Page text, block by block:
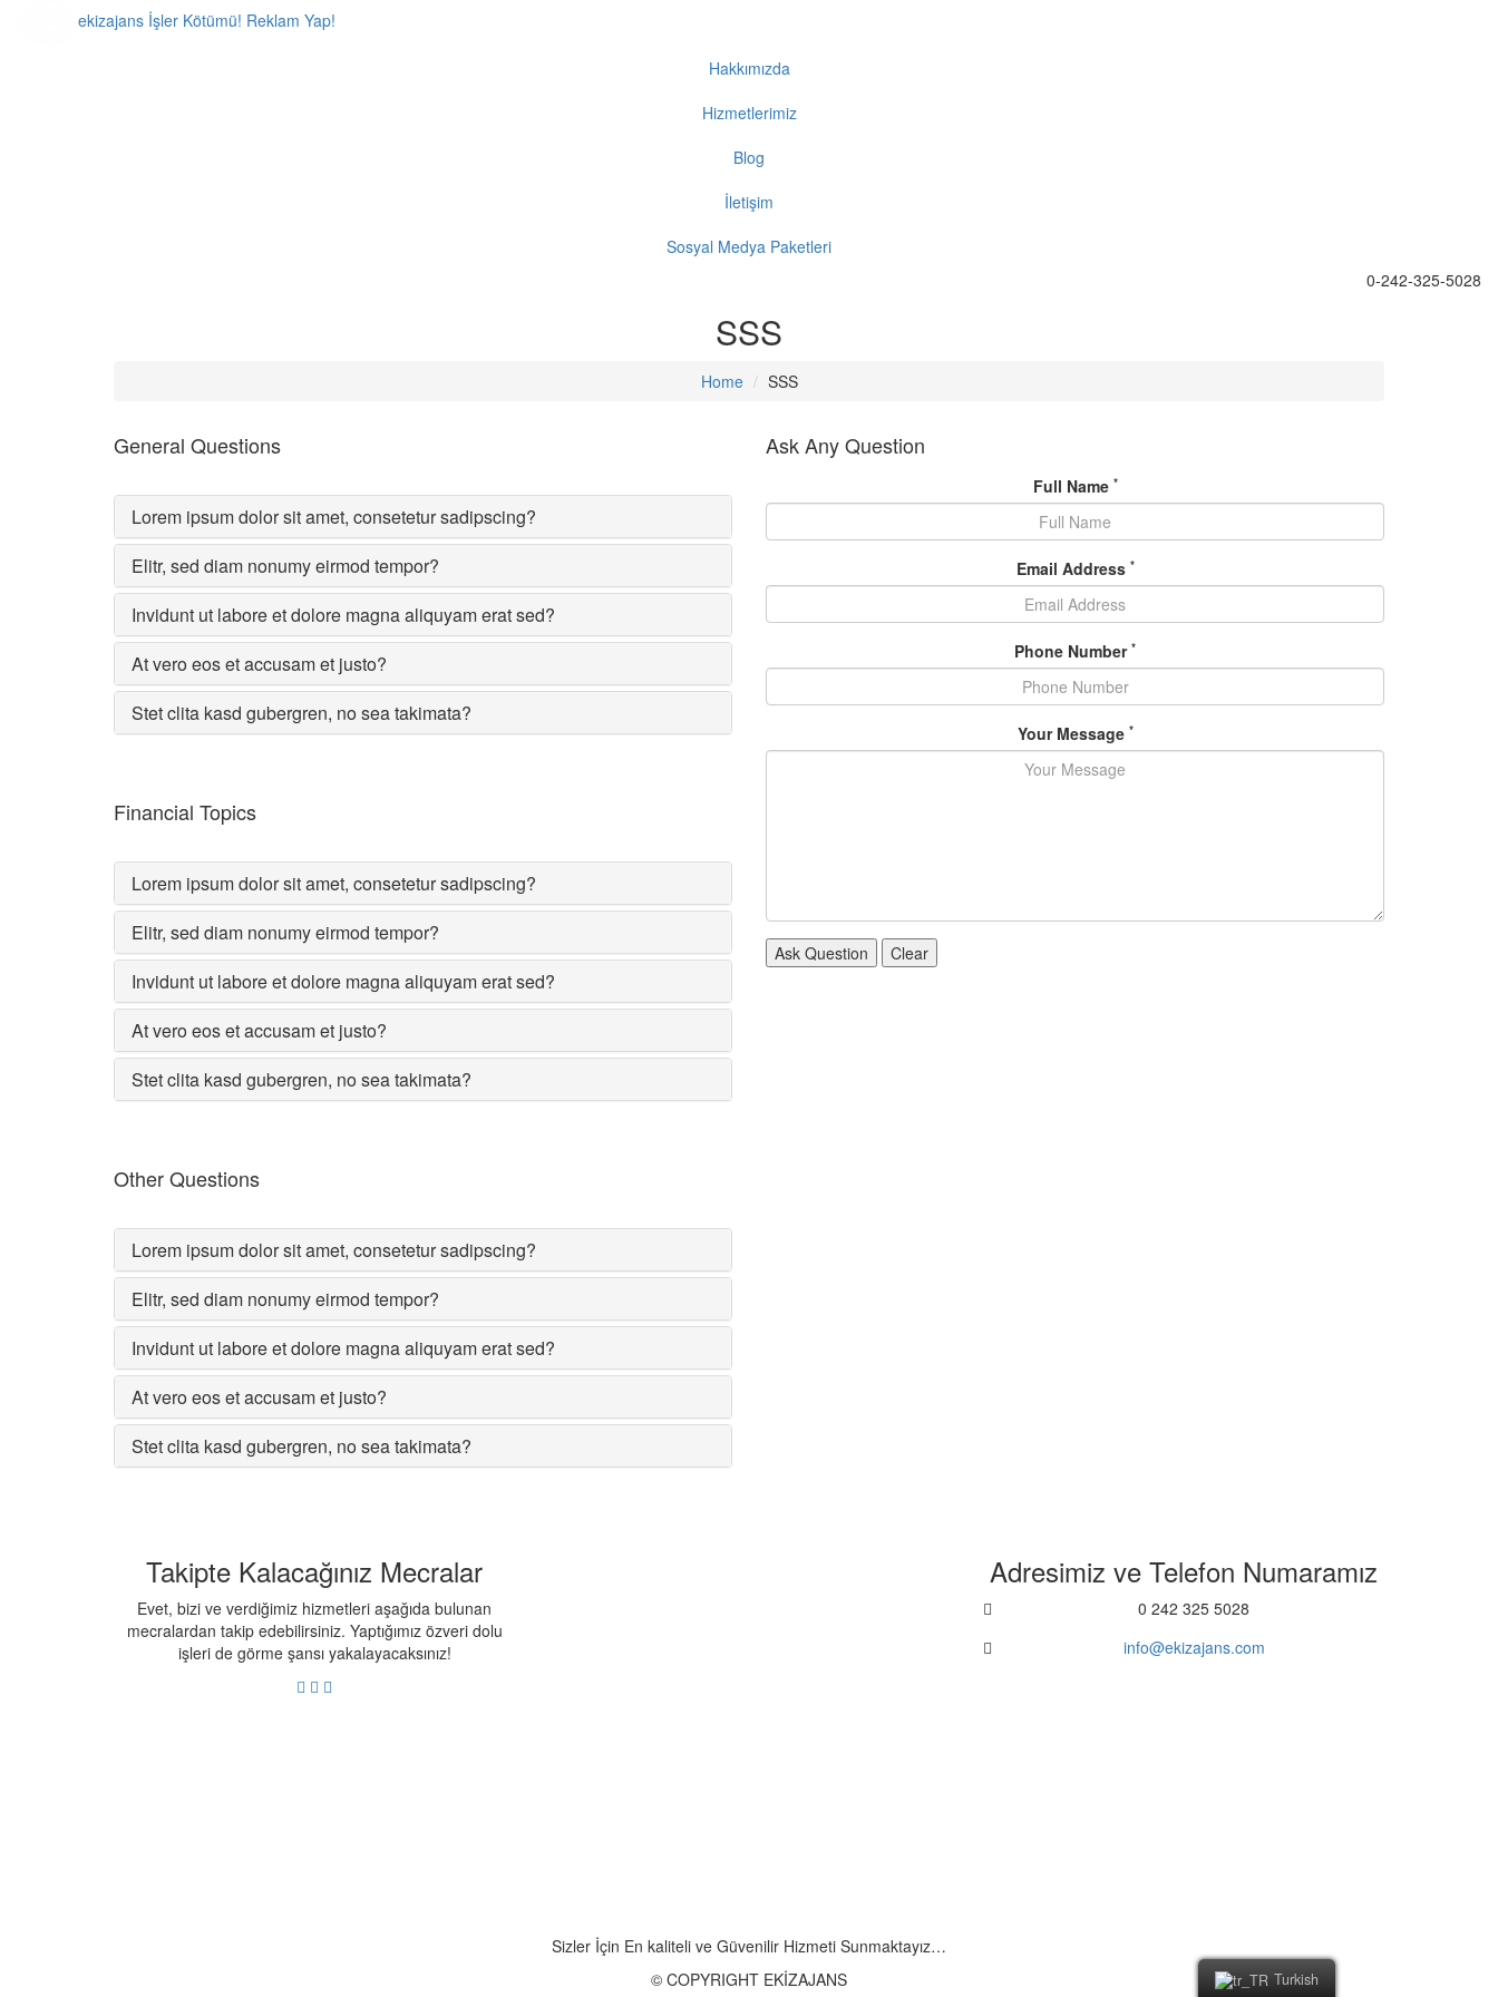
ekizajans İşler Kötümü! Reklam Yap!
Hakkımızda
Hizmetlerimiz
Blog
İletişim
Sosyal Medya Paketleri
0-242-325-5028
SSS
Home SSS
General Questions
Lorem ipsum dolor sit amet, consetetur sadipscing?
Elitr, sed diam nonumy eirmod tempor?
Invidunt ut labore et dolore magna aliquyam erat sed?
At vero eos et accusam et justo?
Stet clita kasd gubergren, no sea takimata?
Financial Topics
Lorem ipsum dolor sit amet, consetetur sadipscing?
Elitr, sed diam nonumy eirmod tempor?
Invidunt ut labore et dolore magna aliquyam erat sed?
At vero eos et accusam et justo?
Stet clita kasd gubergren, no sea takimata?
Other Questions
Lorem ipsum dolor sit amet, consetetur sadipscing?
Elitr, sed diam nonumy eirmod tempor?
Invidunt ut labore et dolore magna aliquyam erat sed?
At vero eos et accusam et justo?
Stet clita kasd gubergren, no sea takimata?
Ask Any Question
Full Name *
Email Address *
Phone Number *
Your Message *
Takipte Kalacağınız Mecralar
Evet, bizi ve verdiğimiz hizmetleri aşağıda bulunan
mecralardan takip edebilirsiniz. Yaptığımız özveri dolu
işleri de görme şansı yakalayacaksınız!
Sizler İçin En kaliteli ve Güvenilir Hizmeti Sunmaktayız…
Adresimiz ve Telefon Numaramız
0 242 325 5028
info@ekizajans.com
© COPYRIGHT EKİZAJANS Turkish